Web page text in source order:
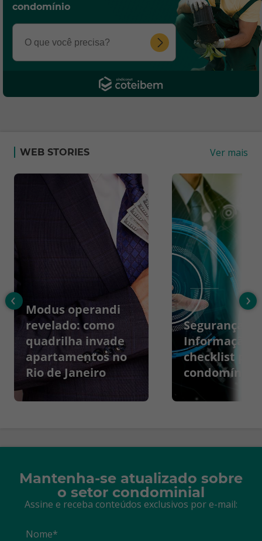
condomínio
WEB STORIES Ver mais
Modus operandi
revelado: como
quadrilha invade
apartamentos no
Rio de Janeiro
Segurança da
Informação:
checklist
condomínios
‹ ›
Mantenha-se atualizado sobre
o setor condominial
Assine e receba conteúdos exclusivos por e-mail:
Nome*